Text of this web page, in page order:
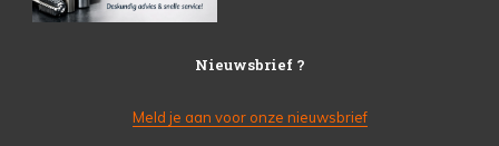
Nieuwsbrief ?
Meld je aan voor onze nieuwsbrief